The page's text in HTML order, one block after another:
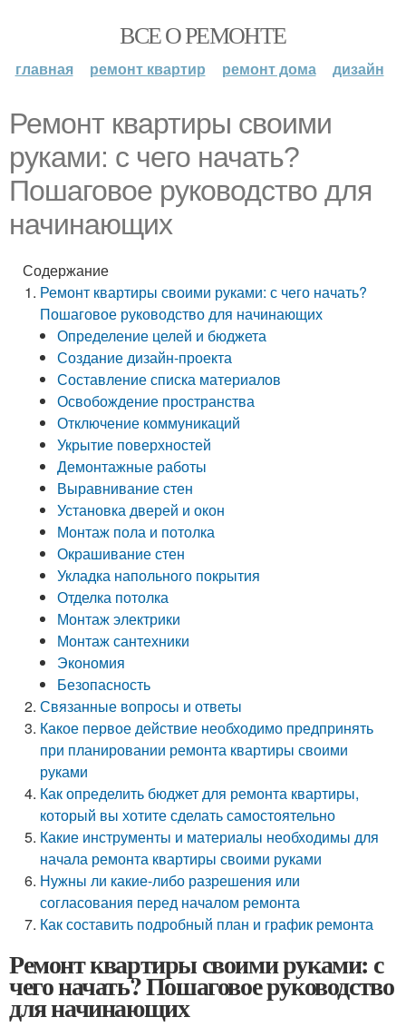
ВСЕ О РЕМОНТЕ
главная ремонт квартир ремонт дома дизайн
Ремонт квартиры своими
руками: с чего начать?
Пошаговое руководство для
начинающих
Содержание
Ремонт квартиры своими руками: с чего начать?
Пошаговое руководство для начинающих
Определение целей и бюджета
Создание дизайн-проекта
Составление списка материалов
Освобождение пространства
Отключение коммуникаций
Укрытие поверхностей
Демонтажные работы
Выравнивание стен
Установка дверей и окон
Монтаж пола и потолка
Окрашивание стен
Укладка напольного покрытия
Отделка потолка
Монтаж электрики
Монтаж сантехники
Экономия
Безопасность
Связанные вопросы и ответы
Какое первое действие необходимо предпринять
при планировании ремонта квартиры своими
руками
Как определить бюджет для ремонта квартиры,
который вы хотите сделать самостоятельно
Какие инструменты и материалы необходимы для
начала ремонта квартиры своими руками
Нужны ли какие-либо разрешения или
согласования перед началом ремонта
Как составить подробный план и график ремонта
Ремонт квартиры своими руками: с
чего начать? Пошаговое руководство
для начинающих